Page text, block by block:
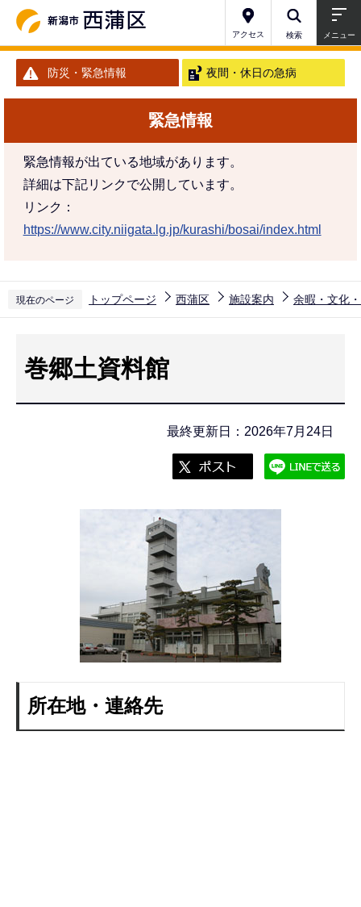
ジ
先
アクセス 検索 メニュー
防災・緊急情報 夜間・休日の急病
緊急情報
緊急情報が出ている地域があります。
詳細は下記リンクで公開しています。
リンク：
https://www.city.niigata.lg.jp/kurashi/bosai/index.html
現在のページ トップページ 西蒲区 施設案内 余暇・文化
巻郷土資料館
最終更新日：2026年7月24日
所在地・連絡先